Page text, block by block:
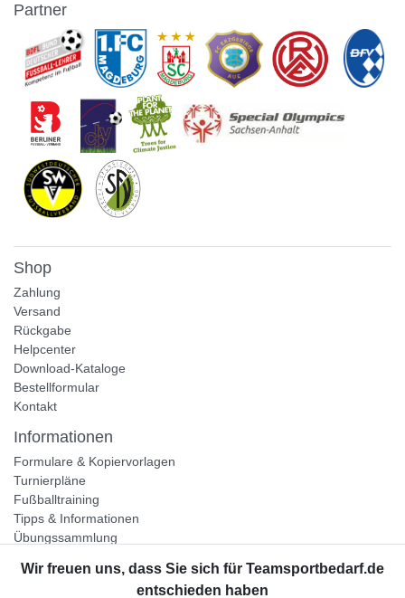
Partner
Shop
Zahlung
Versand
Rückgabe
Helpcenter
Download-Kataloge
Bestellformular
Kontakt
Informationen
Formulare & Kopiervorlagen
Turnierpläne
Fußballtraining
Tipps & Informationen
Übungssammlung
Unternehmen